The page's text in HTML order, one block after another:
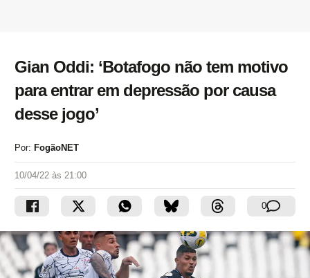
Gian Oddi: ‘Botafogo não tem motivo
para entrar em depressão por causa
desse jogo’
Por: FogãoNET
10/04/22 às 21:00
0